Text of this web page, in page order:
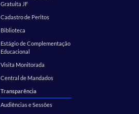
Gratuita JF
Cadastro de Peritos
Biblioteca
Estágio de Complementação
Educacional
Visita Monitorada
Central de Mandados
Transparência
Audiências e Sessões